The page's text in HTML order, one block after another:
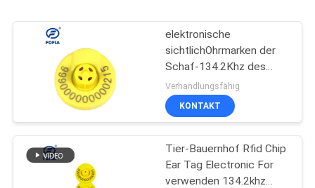
elektronische
sichtlichOhrmarken der
Schaf-134.2Khz des
Vieh-RFID
Verhandlungsfähig
KONTAKT
Tier-Bauernhof Rfid Chip
Ear Tag Electronic For
verwenden 134.2khz